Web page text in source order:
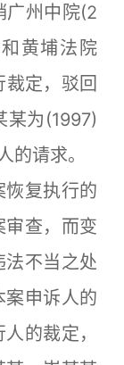
广州中院(2
黄埔法院
裁定，驳回
某为(1997)
的请求。
复执行的
审查，而变
法不当之处
案申诉人的
的裁定，